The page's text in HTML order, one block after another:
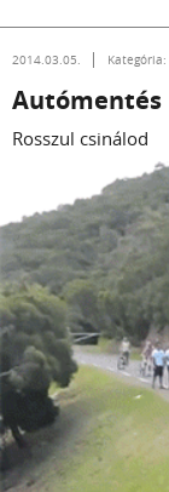
2014.03.05. Kategória:
Autómentés
Rosszul csinálod